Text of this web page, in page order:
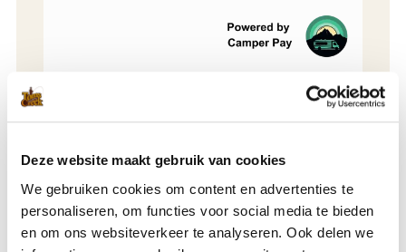
Deze website maakt gebruik van cookies
We gebruiken cookies om content en advertenties te
personaliseren, om functies voor social media te bieden
en om ons websiteverkeer te analyseren. Ook delen we